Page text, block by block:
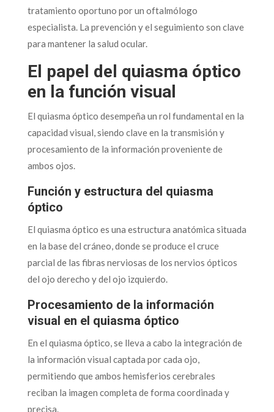
tratamiento oportuno por un oftalmólogo
especialista. La prevención y el seguimiento son clave
para mantener la salud ocular.
El papel del quiasma óptico
en la función visual
El quiasma óptico desempeña un rol fundamental en la
capacidad visual, siendo clave en la transmisión y
procesamiento de la información proveniente de
ambos ojos.
Función y estructura del quiasma
óptico
El quiasma óptico es una estructura anatómica situada
en la base del cráneo, donde se produce el cruce
parcial de las fibras nerviosas de los nervios ópticos
del ojo derecho y del ojo izquierdo.
Procesamiento de la información
visual en el quiasma óptico
En el quiasma óptico, se lleva a cabo la integración de
la información visual captada por cada ojo,
permitiendo que ambos hemisferios cerebrales
reciban la imagen completa de forma coordinada y
precisa.